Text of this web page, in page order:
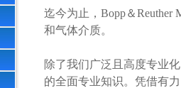
迄今为止， Bopp＆Reuther
和气体介质。
除了我们广泛且高度专业
的全面专业知识。凭借有